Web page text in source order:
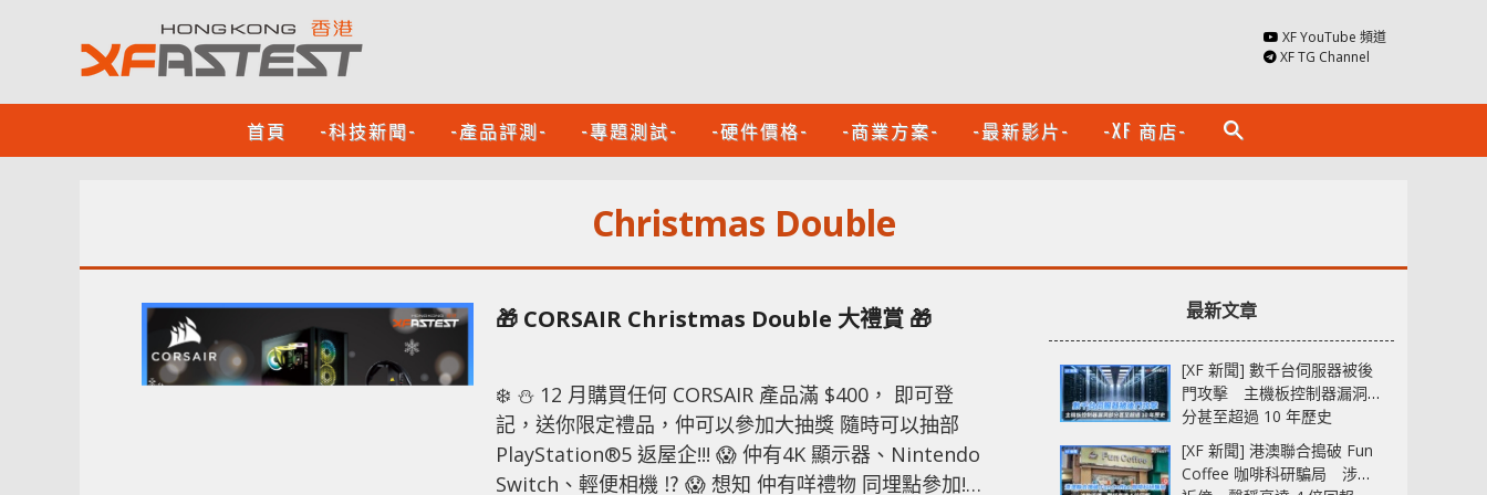
XF YouTube 頻道
XF TG Channel
首頁 -科技新聞- -產品評測- -專題測試- -硬件價格- -商業方案- -最新影片- -XF 商店- search
Christmas Double
🎁 CORSAIR Christmas Double 大禮賞 🎁
❄️ ⛄️ 12 月購買任何 CORSAIR 產品滿 $400， 即可登
記，送你限定禮品，仲可以參加大抽獎 隨時可以抽部
PlayStation®5 返屋企!!! 😱 仲有4K 顯示器、Nintendo
Switch、輕便相機 ⁉️ 😱 想知 仲有咩禮物 同埋點參加!?
最新文章
[XF 新聞] 數千台伺服器被後
門攻擊 主機板控制器漏洞部
分甚至超過 10 年歷史
[XF 新聞] 港澳聯合搗破 Fun
Coffee 咖啡科研騙局 涉款